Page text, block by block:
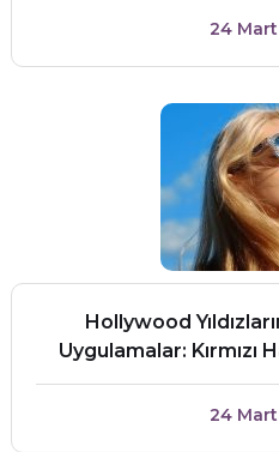
24
Hollywood
Uygulamalar: Kırmızı
24